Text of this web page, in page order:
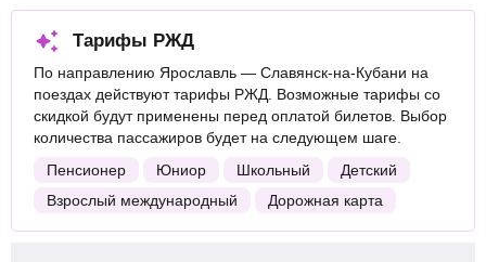
Тарифы РЖД
По направлению Ярославль — Славянск-на-Кубани на
поездах действуют тарифы РЖД. Возможные тарифы со
скидкой будут применены перед оплатой билетов. Выбор
количества пассажиров будет на следующем шаге.
Пенсионер
Юниор Школьный
Детский
Взрослый международный
Дорожная карта